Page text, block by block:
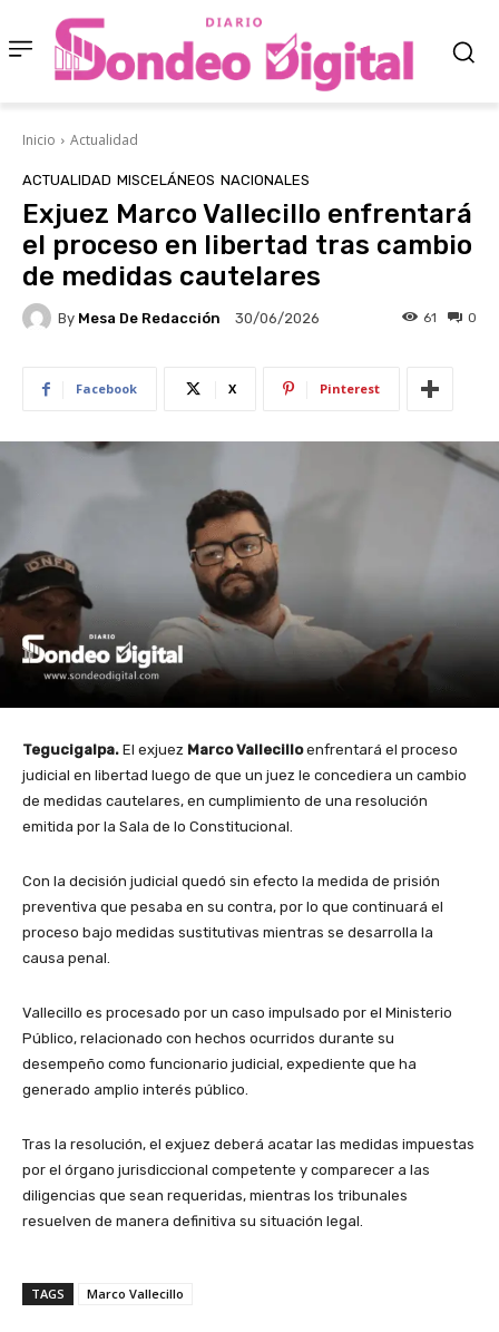
Inicio Actualidad
ACTUALIDAD MISCELÁNEOS NACIONALES
Exjuez Marco Vallecillo enfrentará
el proceso en libertad tras cambio
de medidas cautelares
By Mesa De Redacción 30/06/2026 0
61
Facebook X Pinterest
Tegucigalpa. El exjuez Marco Vallecilloenfrentará el proceso
judicial en libertad luego de que un juez le concediera un cambio
de medidas cautelares, en cumplimiento de una resolución
emitida por la Sala de lo Constitucional.
Con la decisión judicial quedó sin efecto la medida de prisión
preventiva que pesaba en su contra, por lo que continuará el
proceso bajo medidas sustitutivas mientras se desarrolla la
causa penal.
Vallecillo es procesado por un caso impulsado por el Ministerio
Público, relacionado con hechos ocurridos durante su
desempeño como funcionario judicial, expediente que ha
generado amplio interés público.
Tras la resolución, el exjuez deberá acatar las medidas impuestas
por el órgano jurisdiccional competente y comparecer a las
diligencias que sean requeridas, mientras los tribunales
resuelven de manera definitiva su situación legal.
TAGS Marco Vallecillo